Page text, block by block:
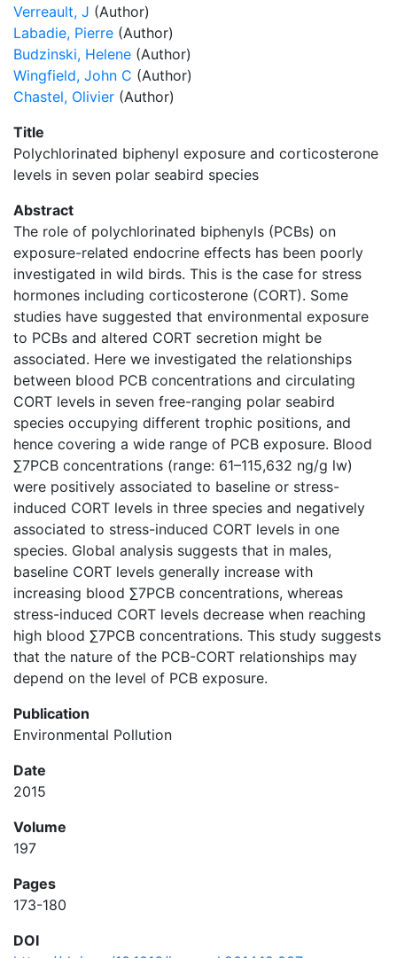
Verreault, J (Author)
Labadie, Pierre (Author)
Budzinski, Helene (Author)
Wingfield, John C (Author)
Chastel, Olivier (Author)
Title
Polychlorinated biphenyl exposure and corticosterone
levels in seven polar seabird species
Abstract
The role of polychlorinated biphenyls (PCBs) on
exposure-related endocrine effects has been poorly
investigated in wild birds. This is the case for stress
hormones including corticosterone (CORT). Some
studies have suggested that environmental exposure
to PCBs and altered CORT secretion might be
associated. Here we investigated the relationships
between blood PCB concentrations and circulating
CORT levels in seven free-ranging polar seabird
species occupying different trophic positions, and
hence covering a wide range of PCB exposure. Blood
∑7PCB concentrations (range: 61–115,632 ng/g lw)
were positively associated to baseline or stress-
induced CORT levels in three species and negatively
associated to stress-induced CORT levels in one
species. Global analysis suggests that in males,
baseline CORT levels generally increase with
increasing blood ∑7PCB concentrations, whereas
stress-induced CORT levels decrease when reaching
high blood ∑7PCB concentrations. This study suggests
that the nature of the PCB-CORT relationships may
depend on the level of PCB exposure.
Publication
Environmental Pollution
Date
2015
Volume
197
Pages
173-180
DOI